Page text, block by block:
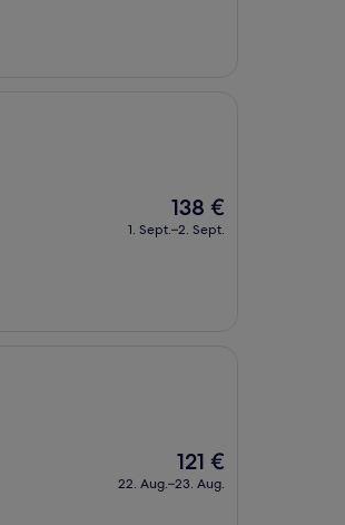
Der
Preis
beträgt
138 €
1. Sept.–2. Sept.
Der
Preis
beträgt
121 €
22. Aug.–23. Aug.